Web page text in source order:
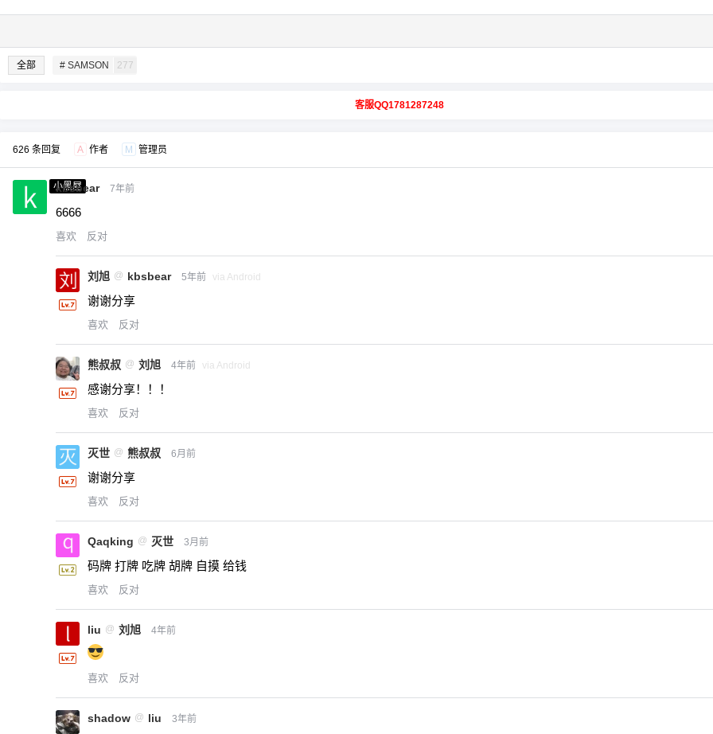
全部 # SAMSON 277
客服QQ1781287248
626 条回复 A 作者 M 管理员
小黑屋
kbsbear 7年前
6666
喜欢 反对
刘旭 @ kbsbear 5年前 via Android
谢谢分享
喜欢 反对
熊叔叔 @ 刘旭 4年前 via Android
感谢分享！！！
喜欢 反对
灭世 @ 熊叔叔 6月前
谢谢分享
喜欢 反对
Qaqking @ 灭世 3月前
码牌 打牌 吃牌 胡牌 自摸 给钱
喜欢 反对
liu @ 刘旭 4年前
喜欢 反对
shadow @ liu 3年前